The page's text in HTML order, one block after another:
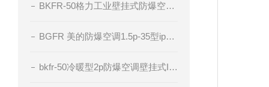
BKFR-50格力工业壁挂式防爆空调器
BGFR 美的防爆空调1.5p-35型ip54 bt4级
bkfr-50冷暖型2p防爆空调壁挂式II BT4